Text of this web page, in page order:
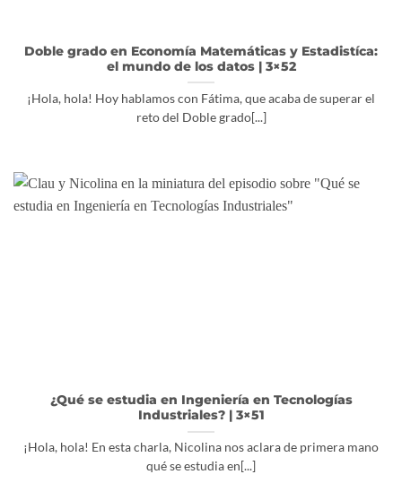
Doble grado en Economía Matemáticas y Estadistíca:
el mundo de los datos | 3×52
¡Hola, hola! Hoy hablamos con Fátima, que acaba de superar el
reto del Doble grado[...]
¿Qué se estudia en Ingeniería en Tecnologías
Industriales? | 3×51
¡Hola, hola! En esta charla, Nicolina nos aclara de primera mano
qué se estudia en[...]